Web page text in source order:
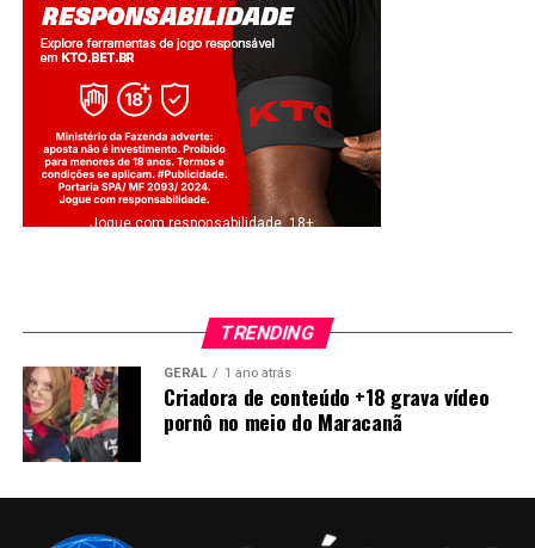
Jogue com responsabilidade. 18+
TRENDING
GERAL 1 ano atrás
Criadora de conteúdo +18 grava vídeo
pornô no meio do Maracanã